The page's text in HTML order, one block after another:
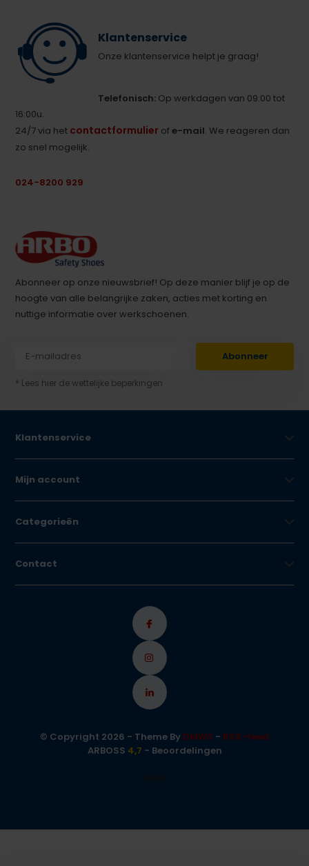
Klantenservice
Onze klantenservice helpt je graag!
Telefonisch: Op werkdagen van 09:00 tot
16:00u.
24/7 via het contactformulier ofe-mail. We reageren dan
zo snel mogelijk.
024-8200 929
Abonneer op onze nieuwsbrief! Op deze manier blijf je op de
hoogte van alle belangrijke zaken, acties met korting en
nuttige informatie over werkschoenen.
Abonneer
* Lees hier de wettelijke beperkingen
Klantenservice
Mijn account
Categorieën
Contact
© Copyright 2026 - Theme By DMWS - RSS-feed
ARBOSS 4,7 - Beoordelingen